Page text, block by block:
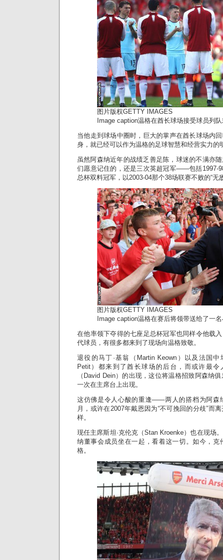
图片版权GETTY IMAGES
Image caption温格在酋长球场接受球员列
当他走到球场中圈时，巨大的掌声在酋长球场内
身，就已经可以作为温格的足球智慧和经营实力的
虽然阿森纳近年的战绩乏善足陈，球迷的不满亦
们愿意记住的，还是三次英超冠军——包括1997-
总杯双料冠军，以2003-04那个38场联赛不败的“无
图片版权GETTY IMAGES
Image caption温格在赛后将领带送给了一
在他率领下夺得的七座足总杯冠军也同样令他载
代球员，有很多都来到了现场向温格致敬。
退役的马丁·基翁（Martin Keown）以及法国中
Petit）都来到了酋长球场的后台，而或许最令
（David Dein）的出现，这位将温格招致阿森纳
一次在主席台上出现。
这仿佛是令人心酸的重逢——两人的搭档为阿森
月，或许在2007年戴恩因为“不可挽回的分歧”而
样。
现任主席斯坦·克伦克（Stan Kroenke）也在现场
纳董事会成员坐在一起，看着这一切。如今，克
格。